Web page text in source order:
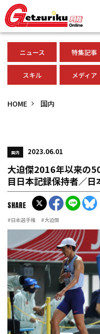
ニュース 特集記事
スキル メディア
HOME 国内
国内 2023.06.01
大迫傑2016年以来の
目日本記録保持者／日
#日本選手権 #大迫傑
SHARE